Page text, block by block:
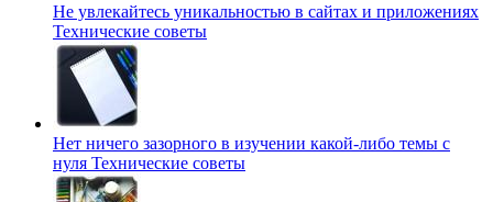
Не увлекайтесь уникальностью в сайтах и приложениях
Технические советы
Нет ничего зазорного в изучении какой-либо темы с
нуля Технические советы